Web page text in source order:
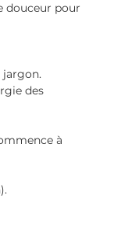
douceur pour
jargon.
des
à